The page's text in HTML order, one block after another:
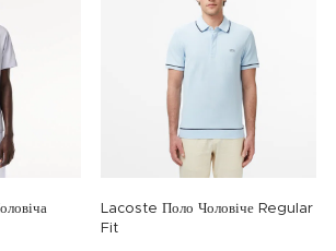
Lacoste Поло Чоловіче Regular
Fit